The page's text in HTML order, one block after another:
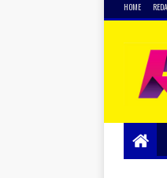
HOME